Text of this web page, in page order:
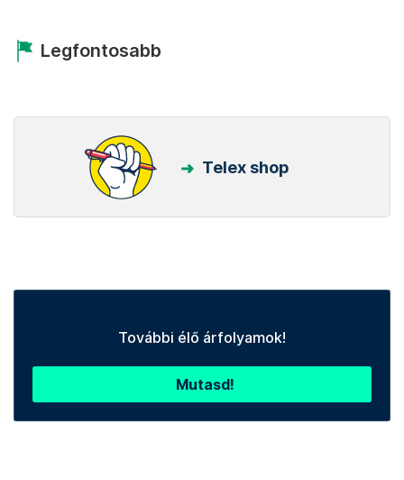
Legfontosabb
Telex shop
További élő árfolyamok!
Mutasd!